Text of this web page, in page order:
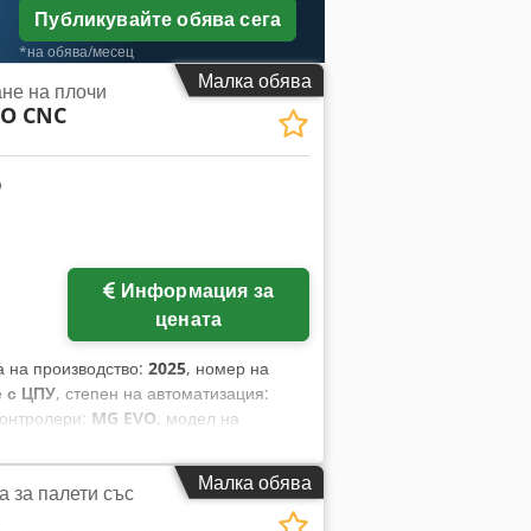
Публикувайте обява сега
*на обява/месец
Малка обява
на плочи
CNC
цената
на производство: 2025, номер на
с ЦПУ, степен на автоматизация:
MG EVO, модел на
200 мм, дължина на валяка:2 050
на ламарина: 6 мм,
на листа от неръждаема стомана:6
Малка обява
палети със